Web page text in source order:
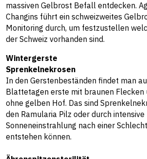
massiven Gelbrost Befall entdecken.
Changins führt ein schweizweites
Monitoring durch, um festzustellen
der Schweiz vorhanden sind.
Wintergerste
Sprenkelnekrosen
In den Gerstenbeständen findet man
Blattetagen erste mit braunen
ohne gelben Hof. Das sind
den Ramularia Pilz oder durch intensive
Sonneneinstrahlung nach einer
entstehen können.